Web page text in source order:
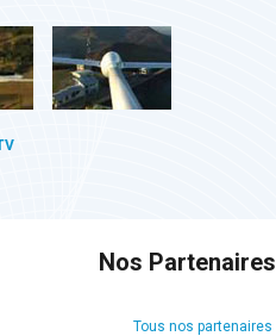
Nos Partenaires
Tous nos partenaires